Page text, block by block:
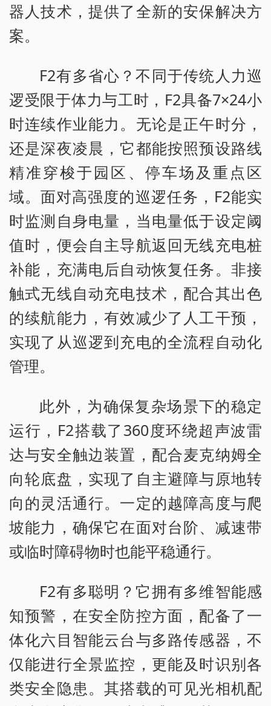
器人技术，提供了全新的安保解决方
案。
F2有多省心？不同于传统人力巡
逻受限于体力与工时，F2具备7×24小
时连续作业能力。无论是正午时分，
还是深夜凌晨，它都能按照预设路线
精准穿梭于园区、停车场及重点区
域。面对高强度的巡逻任务，F2能实
时监测自身电量，当电量低于设定阈
值时，便会自主导航返回无线充电桩
补能，充满电后自动恢复任务。非接
触式无线自动充电技术，配合其出色
的续航能力，有效减少了人工干预，
实现了从巡逻到充电的全流程自动化
管理。
此外，为确保复杂场景下的稳定
运行，F2搭载了360度环绕超声波雷
达与安全触边装置，配合麦克纳姆全
向轮底盘，实现了自主避障与原地转
向的灵活通行。一定的越障高度与爬
坡能力，确保它在面对台阶、减速带
或临时障碍物时也能平稳通行。
F2有多聪明？它拥有多维智能感
知预警，在安全防控方面，配备了一
体化六目智能云台与多路传感器，不
仅能进行全景监控，更能及时识别各
类安全隐患。其搭载的可见光相机配